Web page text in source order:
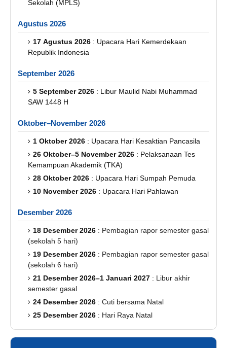
Sekolah (MPLS)
Agustus 2026
17 Agustus 2026 : Upacara Hari Kemerdekaan
Republik Indonesia
September 2026
5 September 2026 : Libur Maulid Nabi Muhammad
SAW 1448 H
Oktober–November 2026
1 Oktober 2026 : Upacara Hari Kesaktian Pancasila
26 Oktober–5 November 2026 : Pelaksanaan Tes
Kemampuan Akademik (TKA)
28 Oktober 2026 : Upacara Hari Sumpah Pemuda
10 November 2026 : Upacara Hari Pahlawan
Desember 2026
18 Desember 2026 : Pembagian rapor semester gasal
(sekolah 5 hari)
19 Desember 2026 : Pembagian rapor semester gasal
(sekolah 6 hari)
21 Desember 2026–1 Januari 2027 : Libur akhir
semester gasal
24 Desember 2026 : Cuti bersama Natal
25 Desember 2026 : Hari Raya Natal